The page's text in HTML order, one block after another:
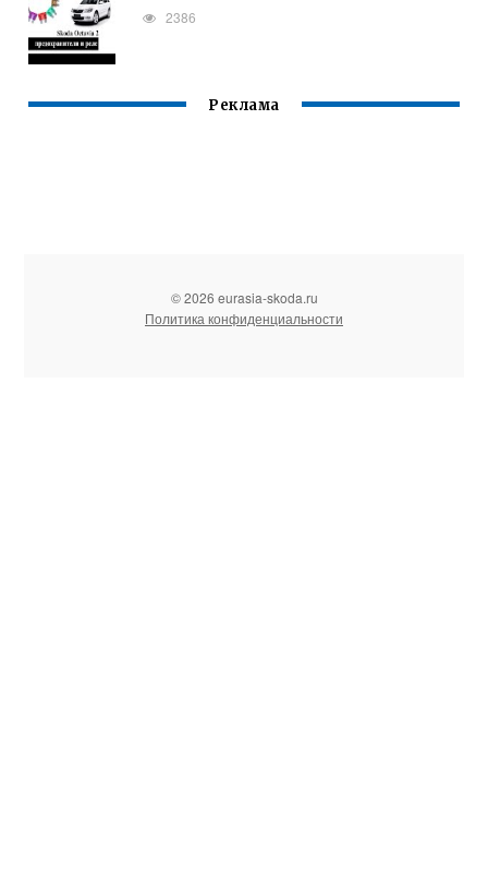
2386
Реклама
© 2026 eurasia-skoda.ru
Политика конфиденциальности